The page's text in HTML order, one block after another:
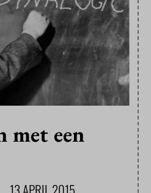
met een